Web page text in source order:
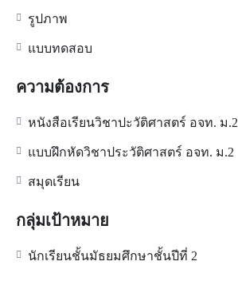
รูปภาพ
แบบทดสอบ
ความต้องการ
หนังสือเรียนวิชาปะวัติศาสตร์ อจท. ม.2
แบบฝึกหัดวิชาประวัติศาสตร์ อจท. ม.2
สมุดเรียน
กลุ่มเป้าหมาย
นักเรียนชั้นมัธยมศึกษาชั้นปีที่ 2